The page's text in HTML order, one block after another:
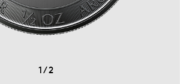
1/2